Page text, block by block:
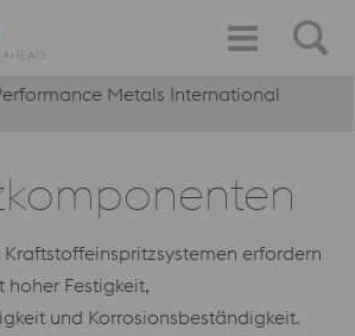
Metals International
erfordern
hoher Festigkeit,
und Korrosionsbeständigkeit.